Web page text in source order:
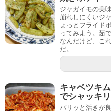
ジャガイモの美
崩れしにくいジ
ょっとフライド
ってみよう。茹
なんだけど、こ
だ。
キャベツキ
でシャッキ
パリッと活きが